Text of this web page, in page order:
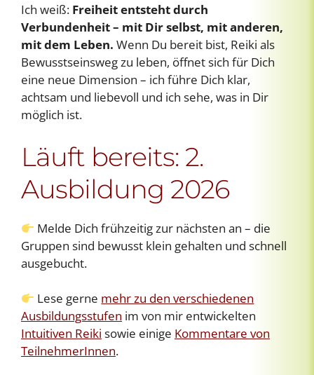
Ich weiß: Freiheit entsteht durch
Verbundenheit – mit Dir selbst, mit anderen,
mit dem Leben. Wenn Du bereit bist, Reiki als
Bewusstseinsweg zu leben, öffnet sich für Dich
eine neue Dimension – ich führe Dich klar,
achtsam und liebevoll und ich sehe, was in Dir
möglich ist.
Läuft bereits: 2.
Ausbildung 2026
Melde Dich frühzeitig zur nächsten an – die
Gruppen sind bewusst klein gehalten und schnell
ausgebucht.
Lese gerne mehr zu den verschiedenen
Ausbildungsstufen im von mir entwickelten
Intuitiven Reiki sowie einige Kommentare von
TeilnehmerInnen.